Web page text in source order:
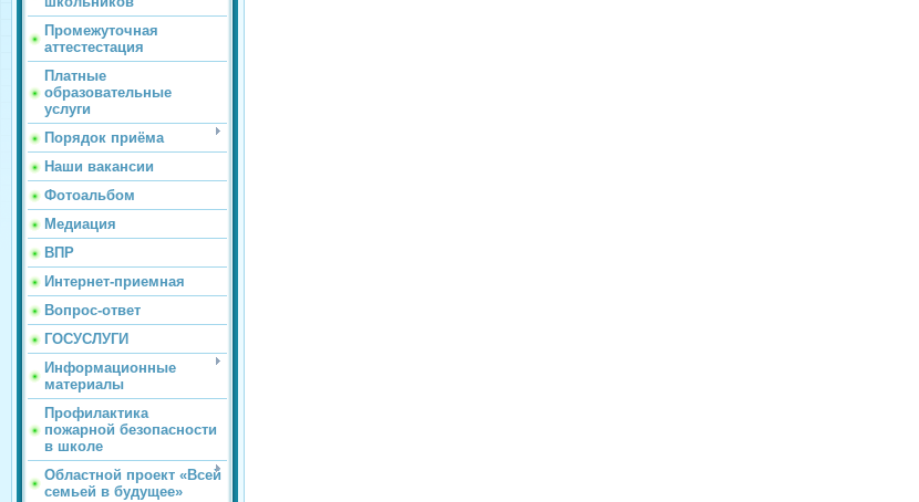
Промежуточная
аттестестация
Платные
образовательные
услуги
Порядок приёма
Наши вакансии
Фотоальбом
Медиация
ВПР
Интернет-приемная
Вопрос-ответ
ГОСУСЛУГИ
Информационные
материалы
Профилактика
пожарной безопасности
в школе
Областной проект «Всей
семьей в будущее»